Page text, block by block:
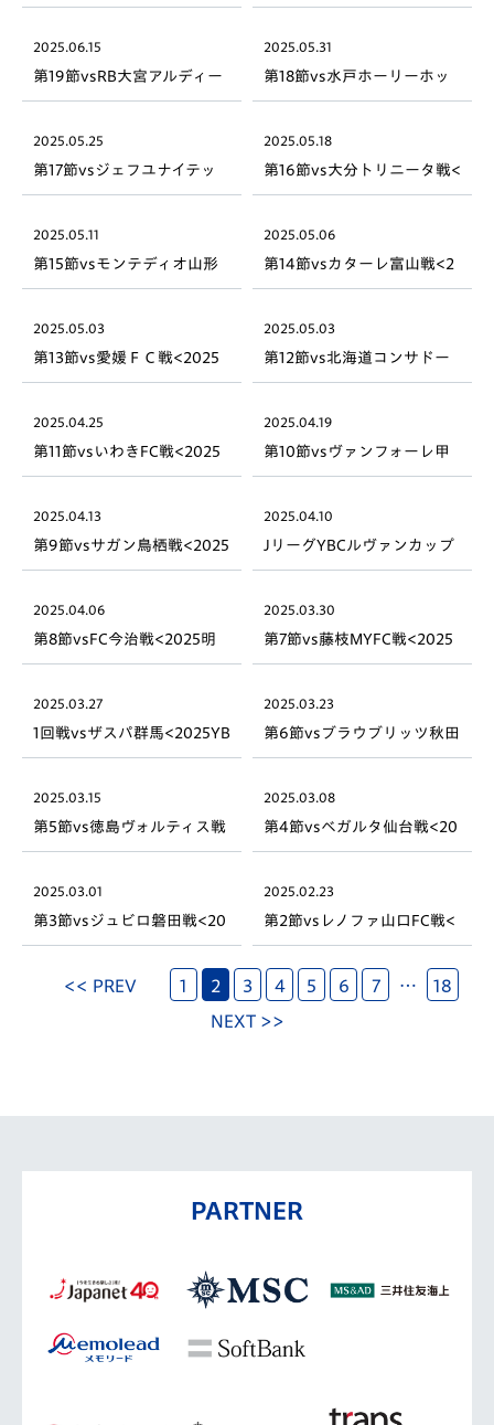
戦<2025明治安田J2リーグ>
025明治安田J2リーグ>
2025.06.15
第19節vsRB大宮アルディー
ジャ戦<2025明治安田J2リ
2025.05.31
第18節vs水戸ホーリーホッ
ク戦<2025明治安田J2リー
2025.05.25
第17節vsジェフユナイテッ
ド市原・千葉戦<2025明治
2025.05.18
第16節vs大分トリニータ戦<
2025明治安田J2リーグ>
2025.05.11
第15節vsモンテディオ山形
戦<2025明治安田J2リーグ>
2025.05.06
第14節vsカターレ富山戦<2
025明治安田J2リーグ>
2025.05.03
第13節vs愛媛ＦＣ戦<2025
明治安田J2リーグ>
2025.05.03
第12節vs北海道コンサドー
レ札幌戦<2025明治安田J2
2025.04.25
第11節vsいわきFC戦<2025
明治安田J2リーグ>
2025.04.19
第10節vsヴァンフォーレ甲
府戦<2025明治安田J2リー
2025.04.13
第9節vsサガン鳥栖戦<2025
明治安田J2リーグ>
2025.04.10
JリーグYBCルヴァンカップ
1stラウンド第2回戦 vs 湘南
2025.04.06
第8節vsFC今治戦<2025明
治安田J2リーグ>
2025.03.30
第7節vs藤枝MYFC戦<2025
明治安田J2リーグ>
2025.03.27
1回戦vsザスパ群馬<2025YB
Cルヴァンカップ>
2025.03.23
第6節vsブラウブリッツ秋田
戦<2025明治安田J2リーグ>
2025.03.15
第5節vs徳島ヴォルティス戦
<2025明治安田J2リーグ>
2025.03.08
第4節vsベガルタ仙台戦<20
25明治安田J2リーグ>
2025.03.01
第3節vsジュビロ磐田戦<20
25明治安田J2リーグ>
2025.02.23
第2節vsレノファ山口FC戦<
2025明治安田J2リーグ>
<< PREV 1 2 3 4 5 6 7 …
18
NEXT >>
PARTNER